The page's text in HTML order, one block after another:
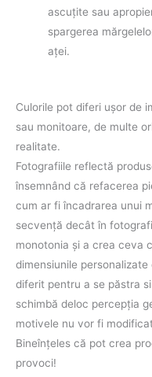
ascuţite sau
spargerea
aţei.
Culorile pot diferi uşor de
sau monitoare, de multe
realitate.
Fotografiile reflectă
însemnând că refacerea
cum ar fi încadrarea unui
secvenţă decât în
monotonia şi a crea ceva
dimensiunile
diferit pentru a se păstra
schimbă deloc percepţia
motivele nu vor fi
Bineînţeles că pot crea
provoci!